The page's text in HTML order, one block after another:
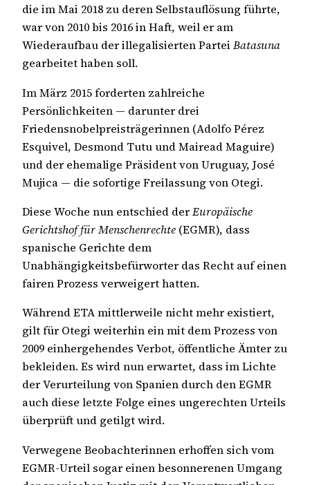
die im Mai 2018 zu deren Selbstauflösung führte,
war von 2010 bis 2016 in Haft, weil er am
Wiederaufbau der illegalisierten Partei Batasuna
gearbeitet haben soll.
Im März 2015 forderten zahlreiche
Persönlichkeiten — darunter drei
Friedensnobelpreisträgerinnen (Adolfo Pérez
Esquivel, Desmond Tutu und Mairead Maguire)
und der ehemalige Präsident von Uruguay, José
Mujica — die sofortige Freilassung von Otegi.
Diese Woche nun entschied derEuropäische
Gerichtshof für Menschenrechte (EGMR), dass
spanische Gerichte dem
Unabhängigkeitsbefürworter das Recht auf einen
fairen Prozess verweigert hatten.
Während ETA mittlerweile nicht mehr existiert,
gilt für Otegi weiterhin ein mit dem Prozess von
2009 einhergehendes Verbot, öffentliche Ämter zu
bekleiden. Es wird nun erwartet, dass im Lichte
der Verurteilung von Spanien durch den EGMR
auch diese letzte Folge eines ungerechten Urteils
überprüft und getilgt wird.
Verwegene Beobachterinnen erhoffen sich vom
EGMR-Urteil sogar einen besonnerenen Umgang